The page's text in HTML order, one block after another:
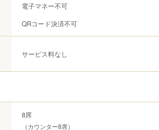
電子マネー不可
QRコード決済不可
サービス料なし
8席
（カウンター8席）